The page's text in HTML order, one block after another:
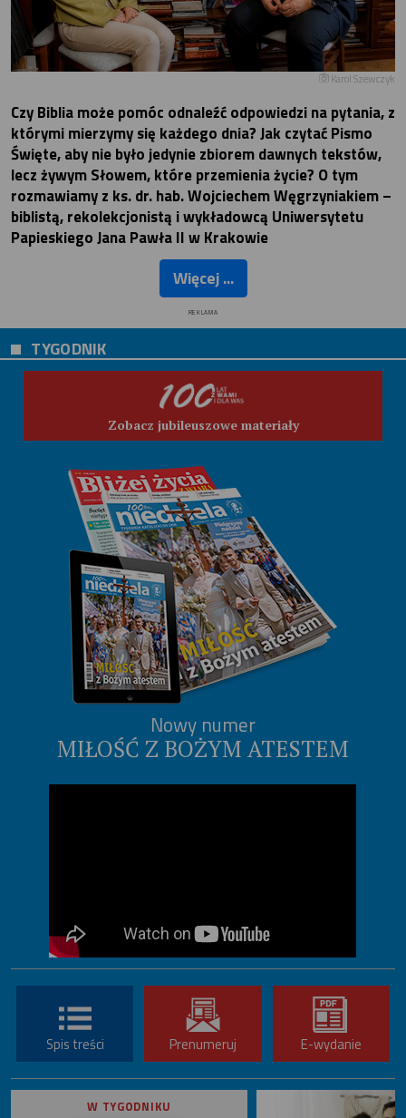
Karol Szewczyk
Czy Biblia może pomóc odnaleźć odpowiedzi na pytania, z
którymi mierzymy się każdego dnia? Jak czytać Pismo
Święte, aby nie było jedynie zbiorem dawnych tekstów,
lecz żywym Słowem, które przemienia życie? O tym
rozmawiamy z ks. dr. hab. Wojciechem Węgrzyniakiem –
biblistą, rekolekcjonistą i wykładowcą Uniwersytetu
Papieskiego Jana Pawła II w Krakowie
Więcej ...
REKLAMA
TYGODNIK
Zobacz jubileuszowe materiały
Nowy numer
MIŁOŚĆ Z BOŻYM ATESTEM
Spis treści Prenumeruj E-wydanie
W TYGODNIKU